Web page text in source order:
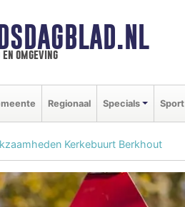
omgeving
Regionaal Specials Sport
Kerkebuurt Berkhout